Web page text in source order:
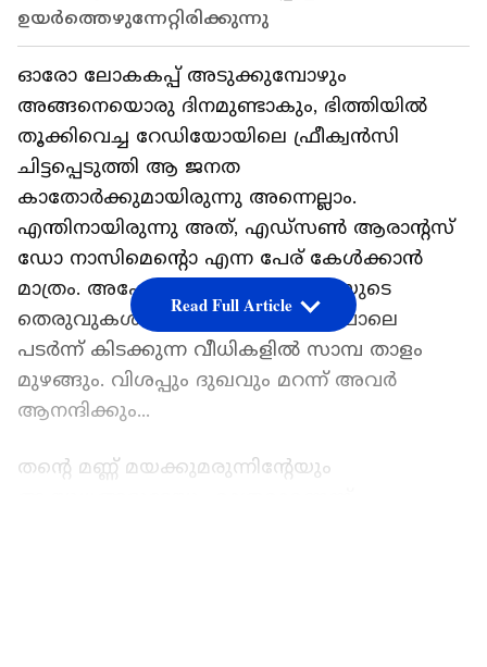
ഉയര്‍ത്തെഴുന്നേറ്റിരിക്കുന്നു
ഓരോ ലോകകപ്പ് അടുക്കുമ്പോഴും
അങ്ങനെയൊരു ദിനമുണ്ടാകും, ഭിത്തിയില്‍
തൂക്കിവെച്ച റേഡിയോയിലെ ഫ്രീക്വൻസി
ചിട്ടപ്പെടുത്തി ആ ജനത
കാതോര്‍ക്കുമായിരുന്നു അന്നെല്ലാം.
എന്തിനായിരുന്നു അത്, എഡ്‌സണ്‍ ആരാന്റസ്
ഡോ നാസിമെന്റൊ എന്ന പേര് കേള്‍ക്കാൻ
മാത്രം. അപ്പോള്‍ സാവോ പോളോയുടെ
തെരുവുകള്‍ ഉണരും, വേരുകള്‍ പോലെ
പടര്‍ന്ന് കിടക്കുന്ന വീധികളില്‍ സാമ്പ താളം
മുഴങ്ങും. വിശപ്പും ദുഖവും മറന്ന് അവര്‍
ആനന്ദിക്കും...
തന്റെ മണ്ണ് മയക്കുമരുന്നിന്റേയും
Read Full Article